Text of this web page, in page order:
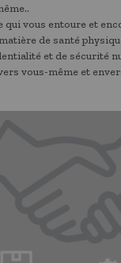
qui vous entoure et
de santé
et de sécurité
vous-même et